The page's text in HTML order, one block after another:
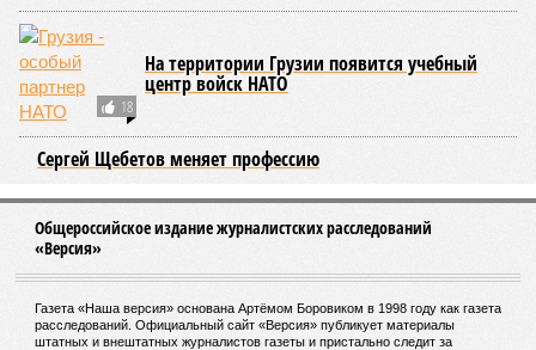
18
На территории Грузии появится учебный
центр войск НАТО
Сергей Щебетов меняет профессию
Общероссийское издание журналистских расследований
«Версия»
Газета «Наша версия» основана Артёмом Боровиком в 1998 году как газета
расследований. Официальный сайт «Версия» публикует материалы
штатных и внештатных журналистов газеты и пристально следит за